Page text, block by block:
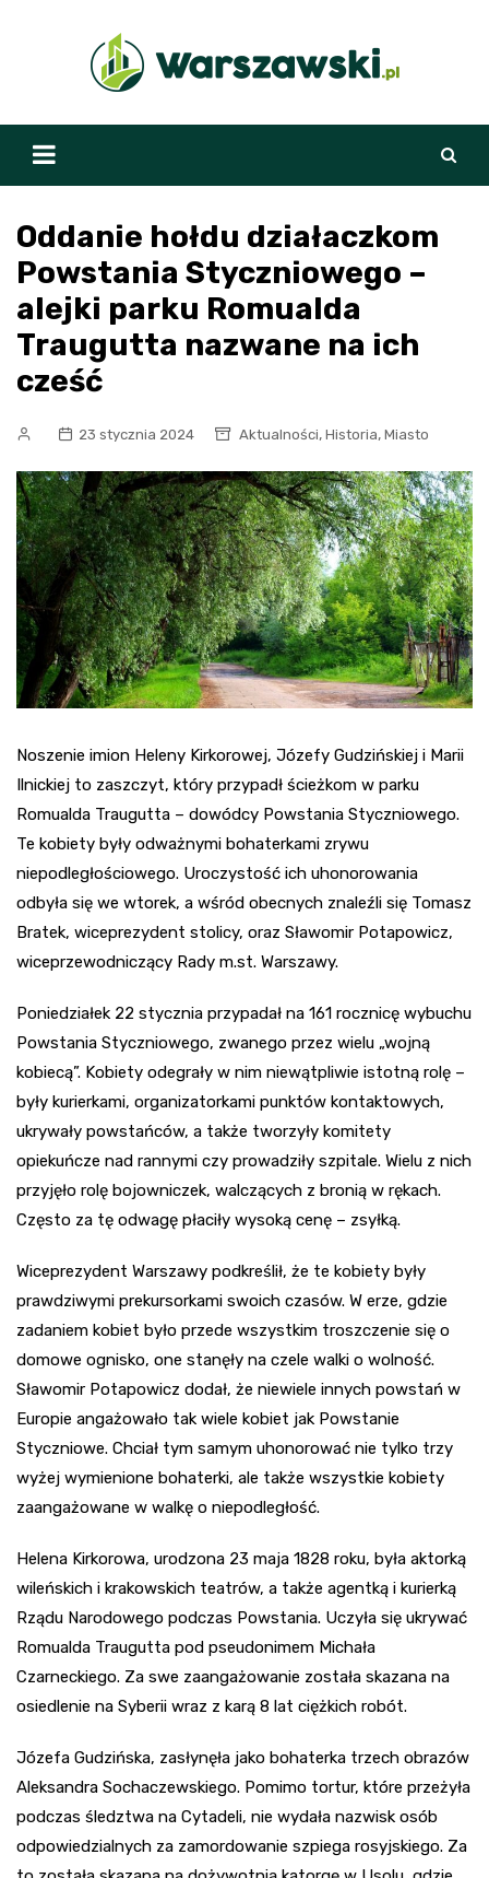
Oddanie hołdu działaczkom
Powstania Styczniowego –
alejki parku Romualda
Traugutta nazwane na ich
cześć
23 stycznia 2024 Aktualności, Historia, Miasto
Noszenie imion Heleny Kirkorowej, Józefy Gudzińskiej i Marii
Ilnickiej to zaszczyt, który przypadł ścieżkom w parku
Romualda Traugutta – dowódcy Powstania Styczniowego.
Te kobiety były odważnymi bohaterkami zrywu
niepodległościowego. Uroczystość ich uhonorowania
odbyła się we wtorek, a wśród obecnych znaleźli się Tomasz
Bratek, wiceprezydent stolicy, oraz Sławomir Potapowicz,
wiceprzewodniczący Rady m.st. Warszawy.
Poniedziałek 22 stycznia przypadał na 161 rocznicę wybuchu
Powstania Styczniowego, zwanego przez wielu „wojną
kobiecą”. Kobiety odegrały w nim niewątpliwie istotną rolę –
były kurierkami, organizatorkami punktów kontaktowych,
ukrywały powstańców, a także tworzyły komitety
opiekuńcze nad rannymi czy prowadziły szpitale. Wielu z nich
przyjęło rolę bojowniczek, walczących z bronią w rękach.
Często za tę odwagę płaciły wysoką cenę – zsyłką.
Wiceprezydent Warszawy podkreślił, że te kobiety były
prawdziwymi prekursorkami swoich czasów. W erze, gdzie
zadaniem kobiet było przede wszystkim troszczenie się o
domowe ognisko, one stanęły na czele walki o wolność.
Sławomir Potapowicz dodał, że niewiele innych powstań w
Europie angażowało tak wiele kobiet jak Powstanie
Styczniowe. Chciał tym samym uhonorować nie tylko trzy
wyżej wymienione bohaterki, ale także wszystkie kobiety
zaangażowane w walkę o niepodległość.
Helena Kirkorowa, urodzona 23 maja 1828 roku, była aktorką
wileńskich i krakowskich teatrów, a także agentką i kurierką
Rządu Narodowego podczas Powstania. Uczyła się ukrywać
Romualda Traugutta pod pseudonimem Michała
Czarneckiego. Za swe zaangażowanie została skazana na
osiedlenie na Syberii wraz z karą 8 lat ciężkich robót.
Józefa Gudzińska, zasłynęła jako bohaterka trzech obrazów
Aleksandra Sochaczewskiego. Pomimo tortur, które przeżyła
podczas śledztwa na Cytadeli, nie wydała nazwisk osób
odpowiedzialnych za zamordowanie szpiega rosyjskiego. Za